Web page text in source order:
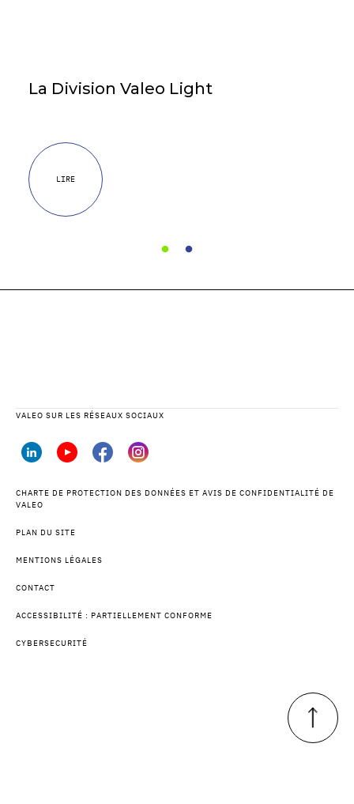
La Division Valeo Light
LIRE
VALEO SUR LES RÉSEAUX SOCIAUX
CHARTE DE PROTECTION DES DONNÉES ET AVIS DE CONFIDENTIALITÉ DE
VALEO
PLAN DU SITE
MENTIONS LÉGALES
CONTACT
ACCESSIBILITÉ : PARTIELLEMENT CONFORME
CYBERSECURITÉ